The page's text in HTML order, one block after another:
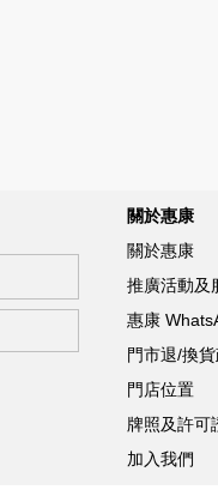
關於惠康
關於惠康
推廣活動及
惠康
門市退/換
門店位置
牌照及許可
加入我們